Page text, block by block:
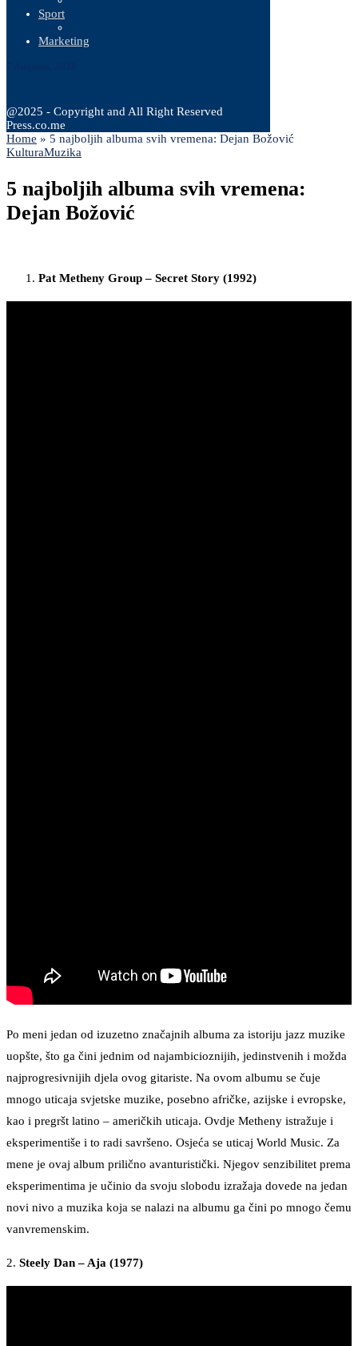
Sport
Marketing
@2025 - Copyright and All Right Reserved
Press.co.me
Home » 5 najboljih albuma svih vremena: Dejan Božović
KulturaMuzika
5 najboljih albuma svih vremena:
Dejan Božović
Pat Metheny Group – Secret Story (1992)
Po meni jedan od izuzetno značajnih albuma za istoriju jazz muzike
uopšte, što ga čini jednim od najambicioznijih, jedinstvenih i možda
najprogresivnijih djela ovog gitariste. Na ovom albumu se čuje
mnogo uticaja svjetske muzike, posebno afričke, azijske i evropske,
kao i pregršt latino – američkih uticaja. Ovdje Metheny istražuje i
eksperimentiše i to radi savršeno. Osjeća se uticaj World Music. Za
mene je ovaj album prilično avanturistički. Njegov senzibilitet prema
eksperimentima je učinio da svoju slobodu izražaja dovede na jedan
novi nivo a muzika koja se nalazi na albumu ga čini po mnogo čemu
vanvremenskim.
2. Steely Dan – Aja (1977)